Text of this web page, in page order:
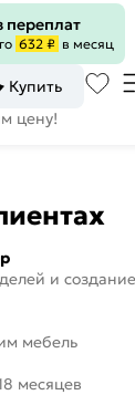
переплат
632 ₽ в месяц
Купить
цену!
и
мебель
месяцев